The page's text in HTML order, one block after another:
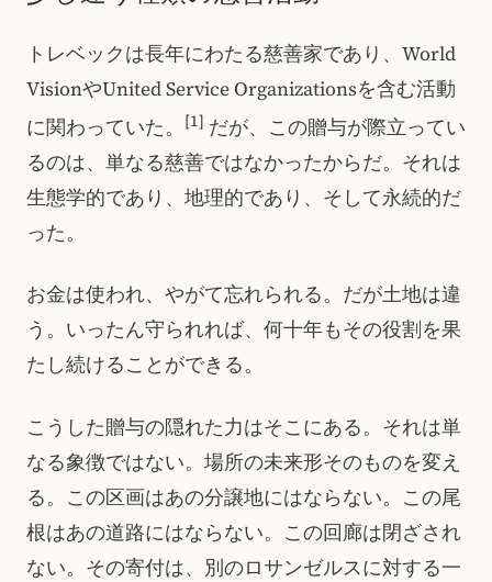
トレベックは長年にわたる慈善家であり、World
VisionやUnited Service Organizationsを含む活動
に関わっていた。
[1] だが、この贈与が際立ってい
るのは、単なる慈善ではなかったからだ。それは
生態学的であり、地理的であり、そして永続的だ
った。
お金は使われ、やがて忘れられる。だが土地は違
う。いったん守られれば、何十年もその役割を果
たし続けることができる。
こうした贈与の隠れた力はそこにある。それは単
なる象徴ではない。場所の未来形そのものを変え
る。この区画はあの分譲地にはならない。この尾
根はあの道路にはならない。この回廊は閉ざされ
ない。その寄付は、別のロサンゼルスに対する一